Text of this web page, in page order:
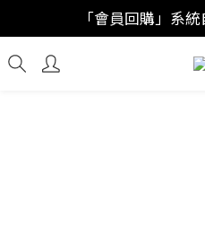
「註冊新會員」買福
「會員回購」系
「註冊新會員」買福袋